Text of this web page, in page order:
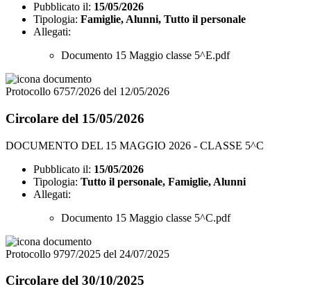
Pubblicato il: 15/05/2026
Tipologia: Famiglie, Alunni, Tutto il personale
Allegati:
Documento 15 Maggio classe 5^E.pdf
Protocollo 6757/2026 del 12/05/2026
Circolare del 15/05/2026
DOCUMENTO DEL 15 MAGGIO 2026 - CLASSE 5^C
Pubblicato il: 15/05/2026
Tipologia: Tutto il personale, Famiglie, Alunni
Allegati:
Documento 15 Maggio classe 5^C.pdf
Protocollo 9797/2025 del 24/07/2025
Circolare del 30/10/2025